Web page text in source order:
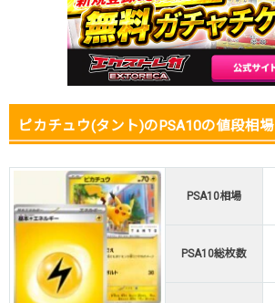
2025.11.15
2,200円 2,980円
2025.11.5
2,200円 2,980円
2,200円 2,980円
発売日初動
300円 -円
ピカチュウ(タント)のPSA10の値段相場
PSA10相場
PSA10総枚数